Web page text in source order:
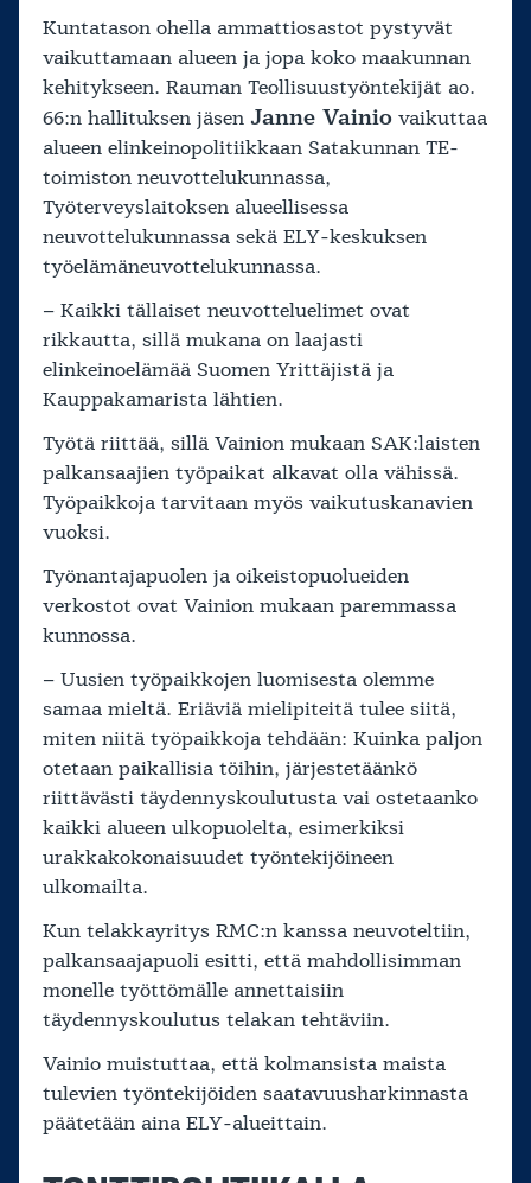
Kuntatason ohella ammattiosastot pystyvät
vaikuttamaan alueen ja jopa koko maakunnan
kehitykseen. Rauman Teollisuustyöntekijät ao.
66:n hallituksen jäsen Janne Vainio vaikuttaa
alueen elinkeinopolitiikkaan Satakunnan TE-
toimiston neuvottelukunnassa,
Työterveyslaitoksen alueellisessa
neuvottelukunnassa sekä ELY-keskuksen
työelämäneuvottelukunnassa.
– Kaikki tällaiset neuvotteluelimet ovat
rikkautta, sillä mukana on laajasti
elinkeinoelämää Suomen Yrittäjistä ja
Kauppakamarista lähtien.
Työtä riittää, sillä Vainion mukaan SAK:laisten
palkansaajien työpaikat alkavat olla vähissä.
Työpaikkoja tarvitaan myös vaikutuskanavien
vuoksi.
Työnantajapuolen ja oikeistopuolueiden
verkostot ovat Vainion mukaan paremmassa
kunnossa.
– Uusien työpaikkojen luomisesta olemme
samaa mieltä. Eriäviä mielipiteitä tulee siitä,
miten niitä työpaikkoja tehdään: Kuinka paljon
otetaan paikallisia töihin, järjestetäänkö
riittävästi täydennyskoulutusta vai ostetaanko
kaikki alueen ulkopuolelta, esimerkiksi
urakkakokonaisuudet työntekijöineen
ulkomailta.
Kun telakkayritys RMC:n kanssa neuvoteltiin,
palkansaajapuoli esitti, että mahdollisimman
monelle työttömälle annettaisiin
täydennyskoulutus telakan tehtäviin.
Vainio muistuttaa, että kolmansista maista
tulevien työntekijöiden saatavuusharkinnasta
päätetään aina ELY-alueittain.